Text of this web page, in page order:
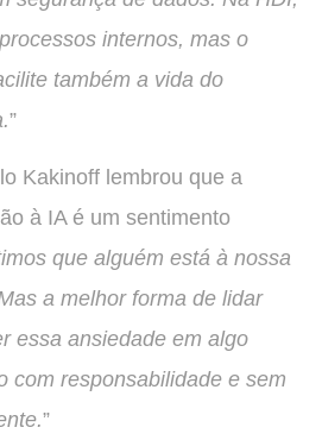
internos, mas o
também a vida do
”
Kakinoff lembrou que a
à IA é um sentimento
que alguém está à nossa
a melhor forma de lidar
essa ansiedade em algo
com responsabilidade e sem
”